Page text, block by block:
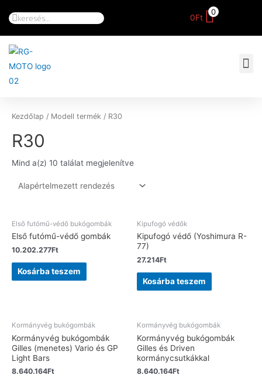
0Ft
0
Kezdőlap / Modell termék / R30
R30
Mind a(z) 10 találat megjelenítve
Első futómű-védő bukógombák
Első futómű-védő gombák
10.202.277Ft
Kosárba teszem
Kipufogó védők
Kipufogó védő (Yoshimura R-
77)
27.214Ft
Kosárba teszem
Kormányvég bukógombák
Kormányvég bukógombák
Gilles (menetes) Vario és GP
Light Bars
8.640.164Ft
Kormányvég bukógombák
Kormányvég bukógombák
Gilles és Driven
kormánycsutkákkal
8.640.164Ft